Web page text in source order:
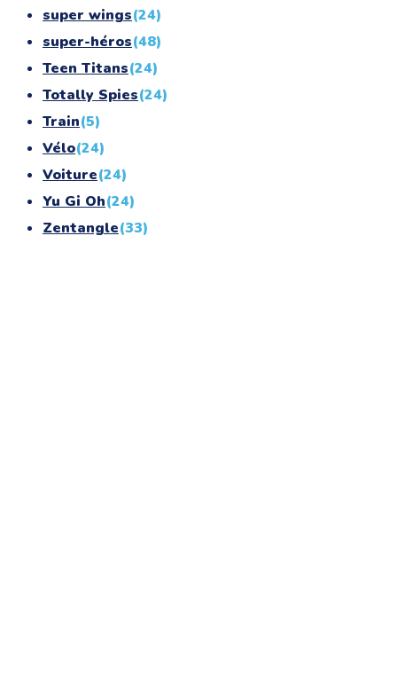
super wings(24)
super-héros(48)
Teen Titans(24)
Totally Spies(24)
Train(5)
Vélo(24)
Voiture(24)
Yu Gi Oh(24)
Zentangle(33)